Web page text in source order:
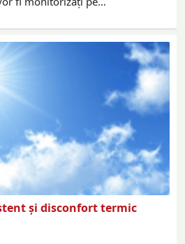
și disconfort termic